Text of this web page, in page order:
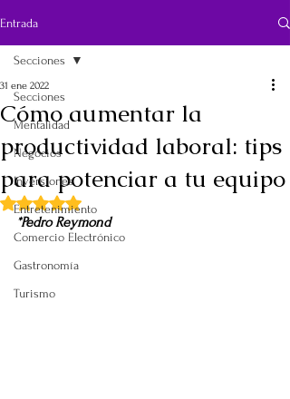
Entrada
Secciones
Mentalidad
Negocios
Inversiones
Entretenimiento
Comercio Electrónico
Gastronomía
Turismo
Secciones
Cómo aumentar la
productividad laboral: tips
para potenciar a tu equipo
31 ene 2022
Obtuvo NaN de 5 estrellas.
*Pedro Reymond